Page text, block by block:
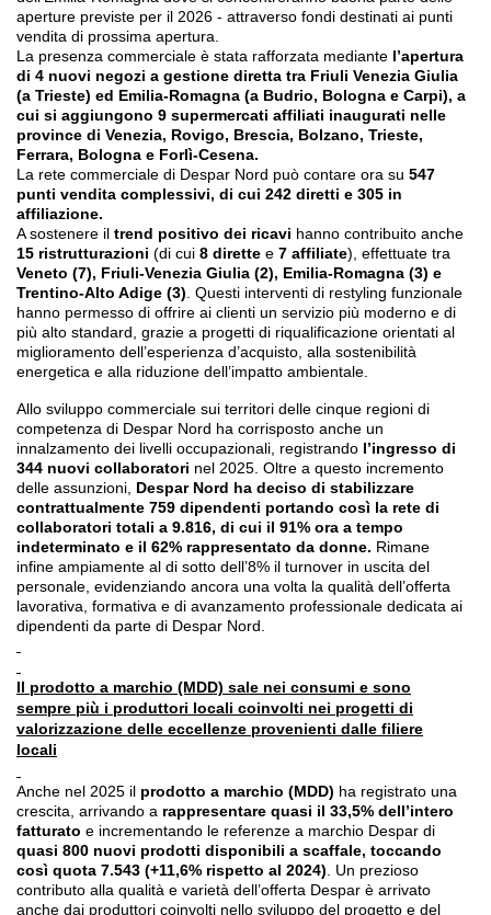
aperture previste per il 2026 - attraverso fondi destinati ai punti
vendita di prossima apertura.
La presenza commerciale è stata rafforzata mediante l’apertura
di 4 nuovi negozi a gestione diretta tra Friuli Venezia Giulia
(a Trieste) ed Emilia-Romagna (a Budrio, Bologna e Carpi), a
cui si aggiungono 9 supermercati affiliati inaugurati nelle
province di Venezia, Rovigo, Brescia, Bolzano, Trieste,
Ferrara, Bologna e Forlì-Cesena.
La rete commerciale di Despar Nord può contare ora su 547
punti vendita complessivi, di cui 242 diretti e 305 in
affiliazione.
A sostenere il trend positivo dei ricavi hanno contribuito anche
15 ristrutturazioni (di cui 8 dirette e 7 affiliate), effettuate tra
Veneto (7), Friuli-Venezia Giulia (2), Emilia-Romagna (3) e
Trentino-Alto Adige (3). Questi interventi di restyling funzionale
hanno permesso di offrire ai clienti un servizio più moderno e di
più alto standard, grazie a progetti di riqualificazione orientati al
miglioramento dell’esperienza d’acquisto, alla sostenibilità
energetica e alla riduzione dell’impatto ambientale.
Allo sviluppo commerciale sui territori delle cinque regioni di
competenza di Despar Nord ha corrisposto anche un
innalzamento dei livelli occupazionali, registrando l’ingresso di
344 nuovi collaboratori nel 2025. Oltre a questo incremento
delle assunzioni, Despar Nord ha deciso di stabilizzare
contrattualmente 759 dipendenti portando così la rete di
collaboratori totali a 9.816, di cui il 91% ora a tempo
indeterminato e il 62% rappresentato da donne. Rimane
infine ampiamente al di sotto dell’8% il turnover in uscita del
personale, evidenziando ancora una volta la qualità dell’offerta
lavorativa, formativa e di avanzamento professionale dedicata ai
dipendenti da parte di Despar Nord.
Il prodotto a marchio (MDD) sale nei consumi e sono
sempre più i produttori locali coinvolti nei progetti di
valorizzazione delle eccellenze provenienti dalle filiere
locali
Anche nel 2025 il prodotto a marchio (MDD) ha registrato una
crescita, arrivando a rappresentare quasi il 33,5% dell’intero
fatturato e incrementando le referenze a marchio Despar di
quasi 800 nuovi prodotti disponibili a scaffale, toccando
così quota 7.543 (+11,6% rispetto al 2024). Un prezioso
contributo alla qualità e varietà dell’offerta Despar è arrivato
anche dai produttori coinvolti nello sviluppo del progetto e del